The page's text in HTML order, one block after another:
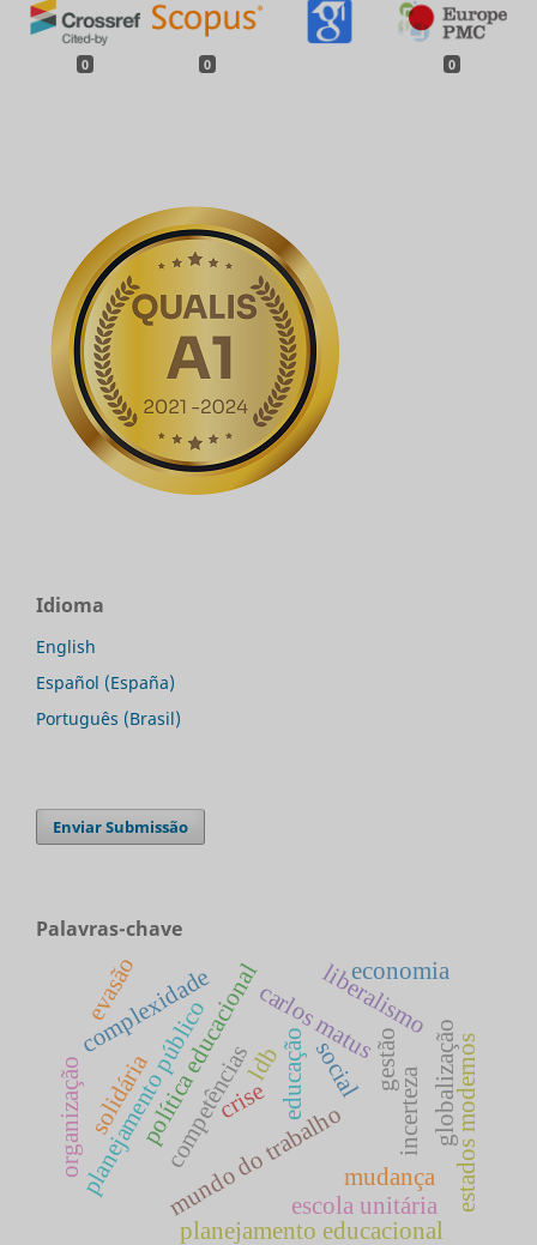
0 0 0
Idioma
English
Español (España)
Português (Brasil)
Enviar Submissão
Palavras-chave
competências educação
mundo do trabalho
política educacional
planejamento educacional
planejamento público carlos matusgestão
complexidade
incerteza
crise
mudança
organização estados modernos
liberalismo
globalização
economia
social
solidária
escola unitária
ldb
evasão